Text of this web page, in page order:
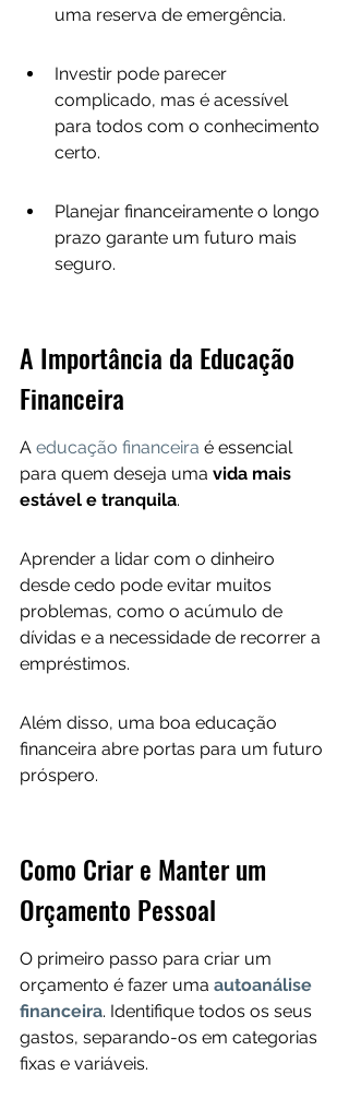
uma reserva de emergência.
Investir pode parecer
complicado, mas é acessível
para todos com o conhecimento
certo.
Planejar financeiramente o longo
prazo garante um futuro mais
seguro.
A Importância da Educação
Financeira
A educação financeira é essencial
para quem deseja uma vida mais
estável e tranquila.
Aprender a lidar com o dinheiro
desde cedo pode evitar muitos
problemas, como o acúmulo de
dívidas e a necessidade de recorrer a
empréstimos.
Além disso, uma boa educação
financeira abre portas para um futuro
próspero.
Como Criar e Manter um
Orçamento Pessoal
O primeiro passo para criar um
orçamento é fazer uma autoanálise
financeira. Identifique todos os seus
gastos, separando-os em categorias
fixas e variáveis.